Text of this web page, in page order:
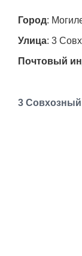
Афиша
Транспорт
Город:
Улица: 3
Почтовый
3 Совхозный